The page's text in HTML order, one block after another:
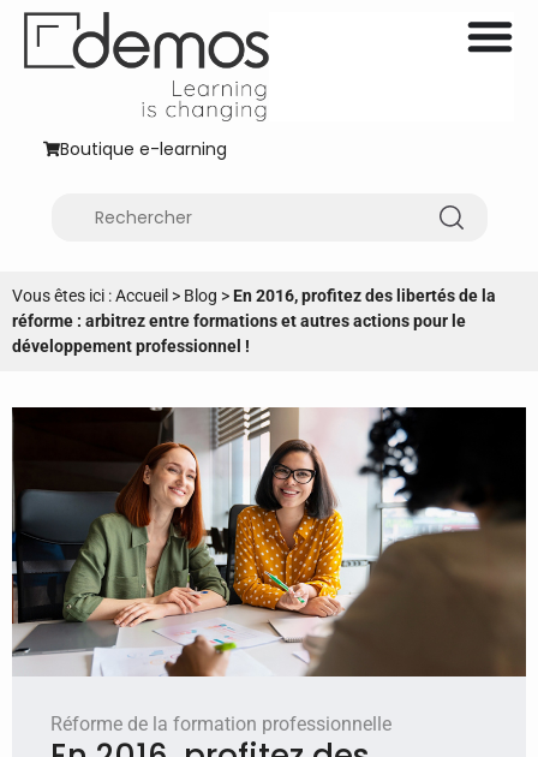
Boutique e-learning
Vous êtes ici :Accueil > Blog >En 2016, profitez des libertés de la
réforme : arbitrez entre formations et autres actions pour le
développement professionnel !
Réforme de la formation professionnelle